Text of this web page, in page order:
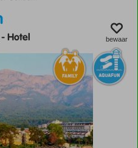
-Hotel bewaar